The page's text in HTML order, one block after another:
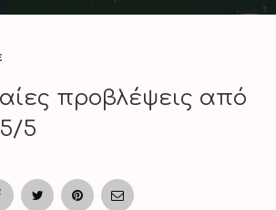
προβλέψεις από
5